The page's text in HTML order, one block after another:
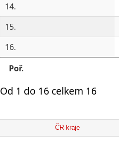
14.
15.
16.
Poř.
Od 1 do 16 celkem 16
ČR kraje